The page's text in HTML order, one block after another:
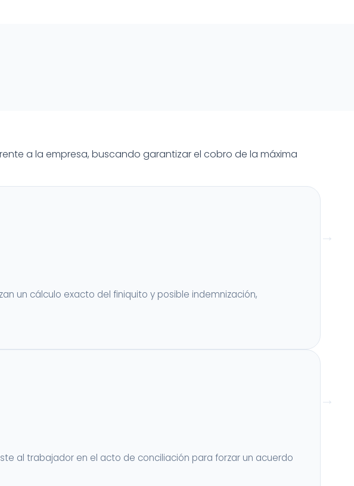
a la empresa, buscando garantizar el cobro de la máxima
un cálculo exacto del finiquito y posible indemnización,
al trabajador en el acto de conciliación para forzar un acuerdo